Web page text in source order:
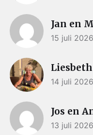
Jan en
15 juli 2026
14 juli 2026
Jos en
13 juli 2026